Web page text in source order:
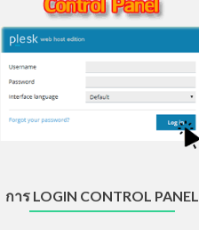
การ LOGIN CONTROL PANEL